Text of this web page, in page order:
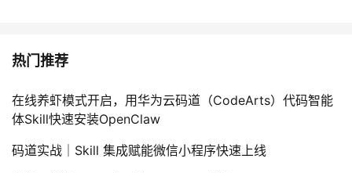
热门推荐
在线养虾模式开启，用华为云码道（CodeArts）代码智能
体Skill快速安装OpenClaw
码道实战｜Skill 集成赋能微信小程序快速上线